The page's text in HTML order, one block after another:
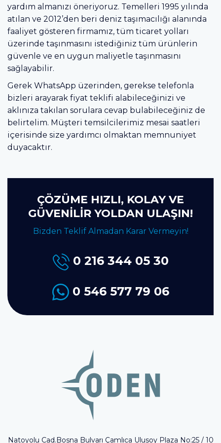
yardım almanızı öneriyoruz. Temelleri 1995 yılında
atılan ve 2012’den beri deniz taşımacılığı alanında
faaliyet gösteren firmamız, tüm ticaret yolları
üzerinde taşınmasını istediğiniz tüm ürünlerin
güvenle ve en uygun maliyetle taşınmasını
sağlayabilir.
Gerek WhatsApp üzerinden, gerekse telefonla
bizleri arayarak fiyat teklifi alabileceğinizi ve
aklınıza takılan sorulara cevap bulabileceğiniz de
belirtelim. Müşteri temsilcilerimiz mesai saatleri
içerisinde size yardımcı olmaktan memnuniyet
duyacaktır.
ÇÖZÜME HIZLI, KOLAY VE
GÜVENİLİR YOLDAN ULAŞIN!
Bizden Teklif Almadan Karar Vermeyin!
0 216 344 05 30
0 546 577 79 06
Natoyolu Cad.Bosna Bulvarı Çamlıca Ulusoy Plaza No:25 / 10